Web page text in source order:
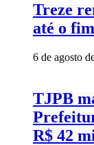
Treze
até o
6 de agosto
TJPB
R$ 42